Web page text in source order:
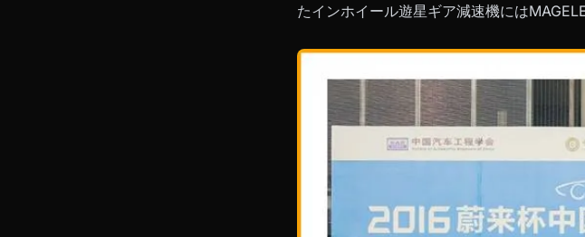
たインホイール遊星ギア減速機には